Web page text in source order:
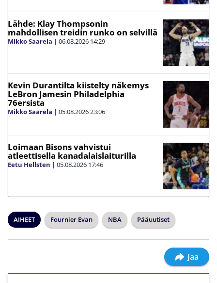
Lähde: Klay Thompsonin
mahdollisen treidin runko on selvillä
Mikko Saarela | 06.08.2026 14:29
Kevin Durantilta kiistelty näkemys
LeBron Jamesin Philadelphia
76ersista
Mikko Saarela | 05.08.202623:06
Loimaan Bisons vahvistui
atleettisella kanadalaislaiturilla
Eetu Hellsten | 05.08.2026 17:46
AIHEET Fournier Evan NBA Pääuutiset
Jaa